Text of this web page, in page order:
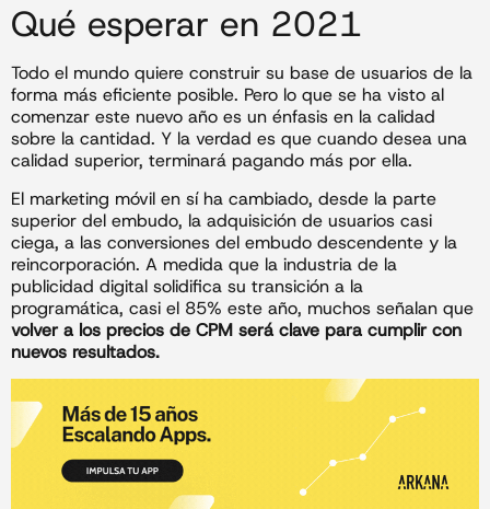
Qué esperar en 2021
Todo el mundo quiere construir su base de usuarios de la
forma más eficiente posible. Pero lo que se ha visto al
comenzar este nuevo año es un énfasis en la calidad
sobre la cantidad. Y la verdad es que cuando desea una
calidad superior, terminará pagando más por ella.
El marketing móvil en sí ha cambiado, desde la parte
superior del embudo, la adquisición de usuarios casi
ciega, a las conversiones del embudo descendente y la
reincorporación. A medida que la industria de la
publicidad digital solidifica su transición a la
programática, casi el 85% este año, muchos señalan que
volver a los precios de CPM será clave para cumplir con
nuevos resultados.